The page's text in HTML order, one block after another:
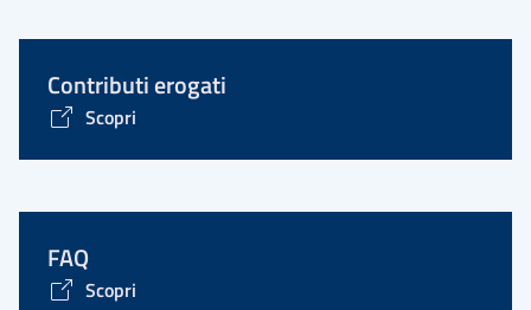
Contributi erogati
Scopri
FAQ
Scopri